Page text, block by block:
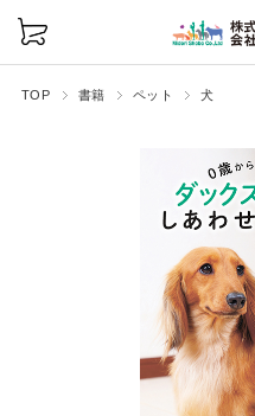
TOP 書籍 ペット 犬